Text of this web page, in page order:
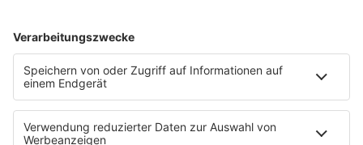
DJ FALK AUF FACEBOOK